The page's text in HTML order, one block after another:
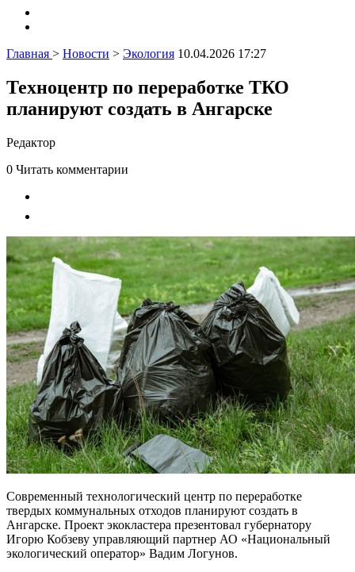
Главная > Новости > Экология 10.04.2026 17:27
Техноцентр по переработке ТКО
планируют создать в Ангарске
Редактор
0 Читать комментарии
Современный технологический центр по переработке
твердых коммунальных отходов планируют создать в
Ангарске. Проект экокластера презентовал губернатору
Игорю Кобзеву управляющий партнер АО «Национальный
экологический оператор» Вадим Логунов.